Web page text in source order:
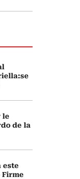
le
de la
este
Firme